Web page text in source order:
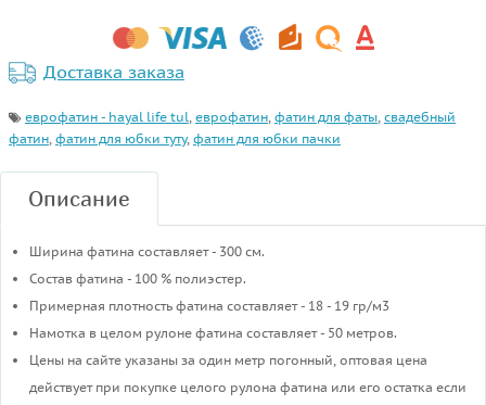
Доставка заказа
еврофатин - hayal life tul, еврофатин, фатин для фаты, свадебный
фатин, фатин для юбки туту, фатин для юбки пачки
Описание
Ширина фатина составляет - 300 см.
Состав фатина - 100 % полиэстер.
Примерная плотность фатина составляет - 18 - 19 гр/м3
​Намотка в целом рулоне фатина составляет - 50 метров.
Цены на сайте указаны за один метр погонный, оптовая цена
действует при покупке целого рулона фатина или его остатка если